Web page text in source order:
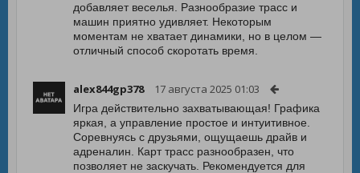
добавляет веселья. Разнообразие трасс и
машин приятно удивляет. Некоторым
моментам не хватает динамики, но в целом —
отличный способ скоротать время.
alex844gp378 17 августа 2025 01:03
Игра действительно захватывающая! Графика
яркая, а управление простое и интуитивное.
Соревнуясь с друзьями, ощущаешь драйв и
адреналин. Карт трасс разнообразен, что
позволяет не заскучать. Рекомендуется для